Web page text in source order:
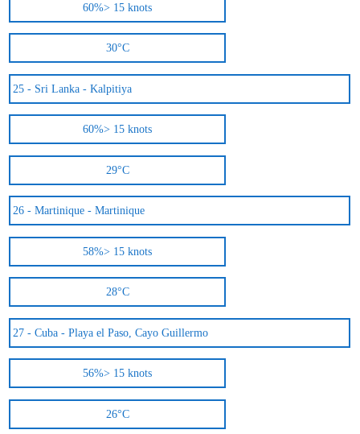
60%> 15 knots
30°C
25 - Sri Lanka - Kalpitiya
60%> 15 knots
29°C
26 -Martinique - Martinique
58%> 15 knots
28°C
27 -Cuba - Playa el Paso, Cayo Guillermo
56%> 15 knots
26°C